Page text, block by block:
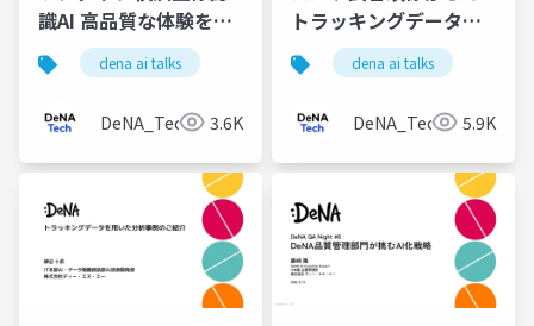
識AI 高品質な体験を磨
き込むData-Centricな
開発の実践
dena ai talks
DeNA_Tech 3.6K
トラッキングデータ生
成
dena ai talks
DeNA_Tech 5.9K